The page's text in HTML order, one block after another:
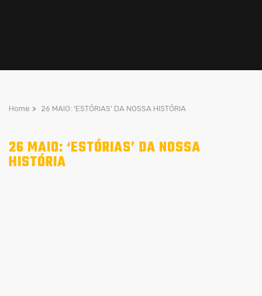
Home > 26 MAIO: ‘ESTÓRIAS’ DA NOSSA HISTÓRIA
26 MAIO: ‘ESTÓRIAS’ DA NOSSA
HISTÓRIA